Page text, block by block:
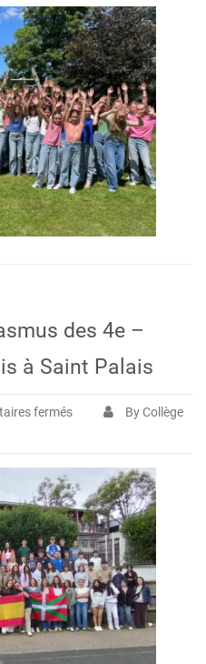
de
retraite
des 4e –
à Saint Palais
ferméssur
Echange
Erasmus
des
4e
–
Accueil
des
navarrais
By Collège